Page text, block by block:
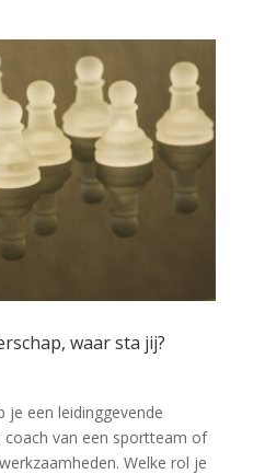
waar sta jij?
je een leidinggevende
coach van een sportteam of
Welke rol je